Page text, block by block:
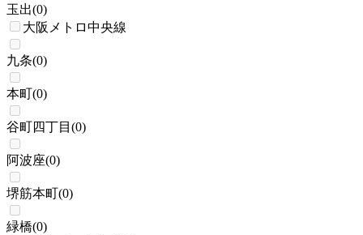
玉出(0)
大阪メトロ中央線
九条(0)
本町(0)
谷町四丁目 (0)
阿波座(0)
堺筋本町(0)
緑橋(0)